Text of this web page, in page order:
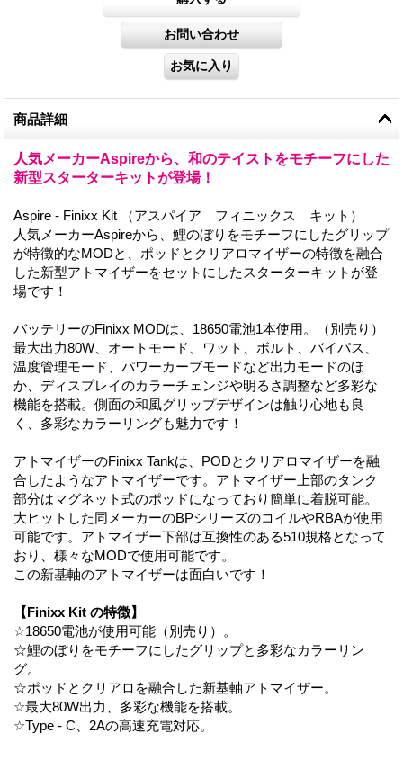
商品詳細
人気メーカーAspireから、和のテイストをモチーフにした
新型スターターキットが登場！
Aspire - Finixx Kit （アスパイア フィニックス キット）
人気メーカーAspireから、鯉のぼりをモチーフにしたグリップ
が特徴的なMODと、ポッドとクリアロマイザーの特徴を融合
した新型アトマイザーをセットにしたスターターキットが登
場です！
バッテリーのFinixx MODは、18650電池1本使用。（別売り）
最大出力80W、オートモード、ワット、ボルト、バイパス、
温度管理モード、パワーカーブモードなど出力モードのほ
か、ディスプレイのカラーチェンジや明るさ調整など多彩な
機能を搭載。側面の和風グリップデザインは触り心地も良
く、多彩なカラーリングも魅力です！
アトマイザーのFinixx Tankは、PODとクリアロマイザーを融
合したようなアトマイザーです。アトマイザー上部のタンク
部分はマグネット式のポッドになっており簡単に着脱可能。
大ヒットした同メーカーのBPシリーズのコイルやRBAが使用
可能です。アトマイザー下部は互換性のある510規格となって
おり、様々なMODで使用可能です。
この新基軸のアトマイザーは面白いです！
【Finixx Kit の特徴】
☆18650電池が使用可能（別売り）。
☆鯉のぼりをモチーフにしたグリップと多彩なカラーリン
グ。
☆ポッドとクリアロを融合した新基軸アトマイザー。
☆最大80W出力、多彩な機能を搭載。
☆Type - C、2Aの高速充電対応。